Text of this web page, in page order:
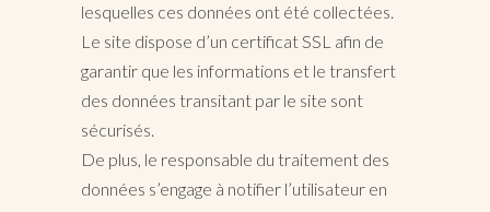
lesquelles ces données ont été collectées.
Le site dispose d’un certificat SSL afin de
garantir que les informations et le transfert
des données transitant par le site sont
sécurisés.
De plus, le responsable du traitement des
données s’engage à notifier l’utilisateur en